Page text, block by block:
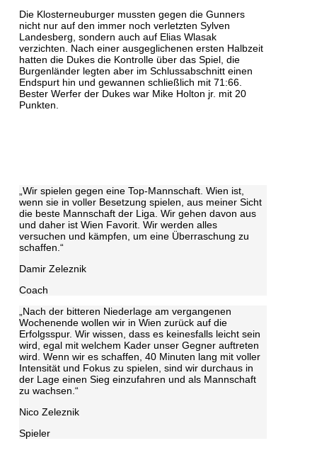
Die Klosterneuburger mussten gegen die Gunners
nicht nur auf den immer noch verletzten Sylven
Landesberg, sondern auch auf Elias Wlasak
verzichten. Nach einer ausgeglichenen ersten Halbzeit
hatten die Dukes die Kontrolle über das Spiel, die
Burgenländer legten aber im Schlussabschnitt einen
Endspurt hin und gewannen schließlich mit 71:66.
Bester Werfer der Dukes war Mike Holton jr. mit 20
Punkten.
„Wir spielen gegen eine Top-Mannschaft. Wien ist,
wenn sie in voller Besetzung spielen, aus meiner Sicht
die beste Mannschaft der Liga. Wir gehen davon aus
und daher ist Wien Favorit. Wir werden alles
versuchen und kämpfen, um eine Überraschung zu
schaffen.“
Damir Zeleznik
Coach
„Nach der bitteren Niederlage am vergangenen
Wochenende wollen wir in Wien zurück auf die
Erfolgsspur. Wir wissen, dass es keinesfalls leicht sein
wird, egal mit welchem Kader unser Gegner auftreten
wird. Wenn wir es schaffen, 40 Minuten lang mit voller
Intensität und Fokus zu spielen, sind wir durchaus in
der Lage einen Sieg einzufahren und als Mannschaft
zu wachsen.“
Nico Zeleznik
Spieler